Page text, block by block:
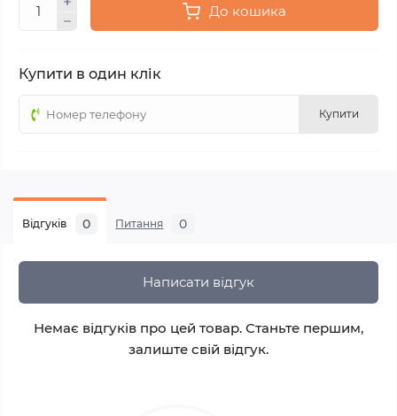
До кошика
Купити в один клік
Купити
Відгуків 0 Питання 0
Написати відгук
Немає відгуків про цей товар. Станьте першим,
залиште свій відгук.